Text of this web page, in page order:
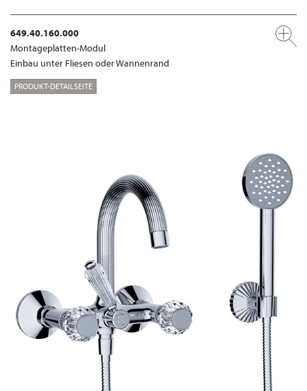
649.40.160.000
Montageplatten-Modul
Einbau unter Fliesen oder Wannenrand
PRODUKT-DETAILSEITE